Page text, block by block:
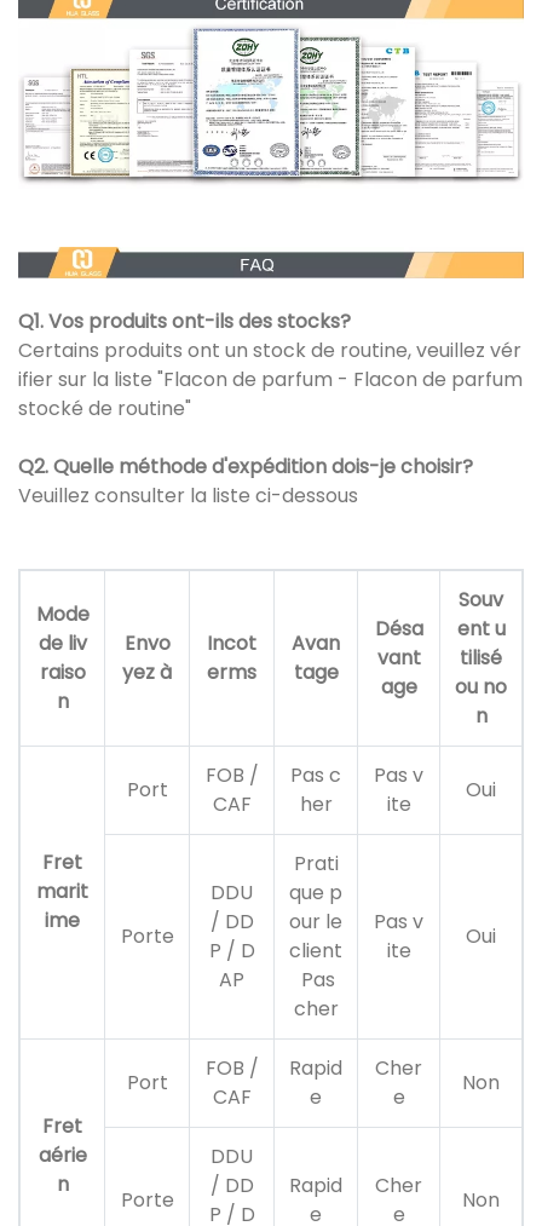
Q1. Vos produits ont-ils des stocks?
Certains produits ont un stock de routine, veuillez vér
ifier sur la liste "Flacon de parfum - Flacon de parfum
stocké de routine"
Q2. Quelle méthode d'expédition dois-je choisir?
Veuillez consulter la liste ci-dessous
Mode
de liv
raiso
n
Envo
yez à
Incot
erms
Avan
tage
Désa
vant
age
Souv
ent u
tilisé
ou no
n
Fret
marit
ime
Port
FOB /
CAF
Pas c
her
Pas v
ite
Oui
Porte
DDU
/ DD
P / D
AP
Prati
que p
our le
client
Pas
cher
Pas v
ite
Oui
Fret
aérie
n
Port
FOB /
CAF
Rapid
e
Cher
e
Non
Porte
DDU
/ DD
P / D
Rapid
e
Cher
e
Non